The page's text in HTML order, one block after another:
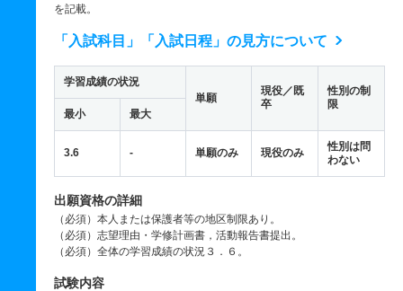
を記載。
「入試科目」「入試日程」の見方について
学習成績の状況
単願
現役／既
卒
性別の制
限
最小 最大
3.6 - 単願のみ 現役のみ
性別は問
わない
出願資格の詳細
（必須）本人または保護者等の地区制限あり。
（必須）志望理由・学修計画書，活動報告書提出。
（必須）全体の学習成績の状況３．６。
試験内容